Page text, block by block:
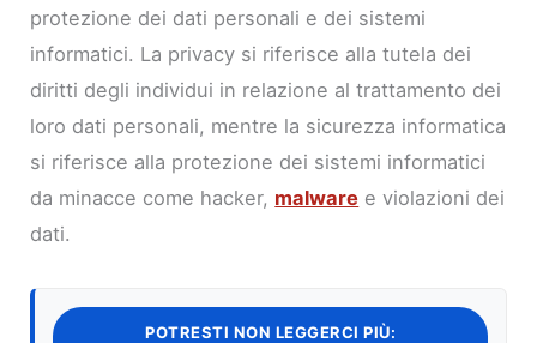
protezione dei dati personali e dei sistemi
informatici. La privacy si riferisce alla tutela dei
diritti degli individui in relazione al trattamento dei
loro dati personali, mentre la sicurezza informatica
si riferisce alla protezione dei sistemi informatici
da minacce come hacker, malware e violazioni dei
dati.
POTRESTI NON LEGGERCI PIÙ: